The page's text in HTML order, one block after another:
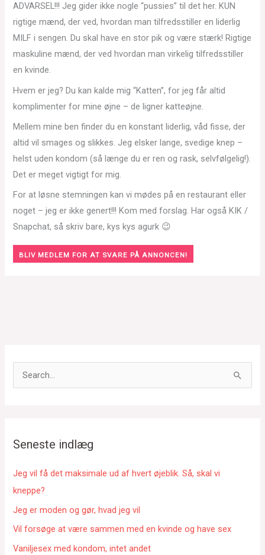
ADVARSEL!!! Jeg gider ikke nogle “pussies” til det her. KUN
rigtige mænd, der ved, hvordan man tilfredsstiller en liderlig
MILF i sengen. Du skal have en stor pik og være stærk! Rigtige
maskuline mænd, der ved hvordan man virkelig tilfredsstiller
en kvinde.
Hvem er jeg? Du kan kalde mig “Katten”, for jeg får altid
komplimenter for mine øjne – de ligner katteøjne.
Mellem mine ben finder du en konstant liderlig, våd fisse, der
altid vil smages og slikkes. Jeg elsker lange, svedige knep –
helst uden kondom (så længe du er ren og rask, selvfølgelig!).
Det er meget vigtigt for mig.
For at løsne stemningen kan vi mødes på en restaurant eller
noget – jeg er ikke genert!!! Kom med forslag. Har også KIK /
Snapchat, så skriv bare, kys kys agurk 😉
BLIV MEDLEM FOR AT SVARE PÅ ANNONCEN!
ø
f
e
r
Seneste indlæg
Jeg vil få det maksimale ud af hvert øjeblik. Så, skal vi
kneppe?
Jeg er moden og gør, hvad jeg vil
Vil forsøge at være sammen med en kvinde og have sex
Vaniljesex med kondom, intet andet